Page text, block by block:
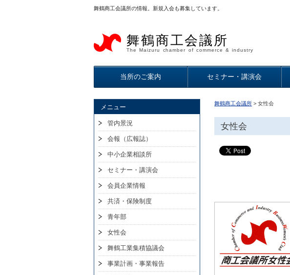
舞鶴商工会議所の情報。新規入会も募集しています。
舞鶴商工会議所
The Maizuru chamber of commerce & industry
当所のご案内 セミナー・講演会
舞鶴商工会議所 > 女性会
女性会
メニュー
管内景況
会報（広報誌）
中小企業相談所
セミナー・講演会
会員企業情報
共済・保険制度
青年部
女性会
舞鶴工業集積協議会
事業計画・事業報告